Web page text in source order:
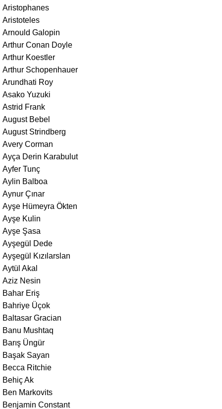
Aristophanes
Aristoteles
Arnould Galopin
Arthur Conan Doyle
Arthur Koestler
Arthur Schopenhauer
Arundhati Roy
Asako Yuzuki
Astrid Frank
August Bebel
August Strindberg
Avery Corman
Ayça Derin Karabulut
Ayfer Tunç
Aylin Balboa
Aynur Çınar
Ayşe Hümeyra Ökten
Ayşe Kulin
Ayşe Şasa
Ayşegül Dede
Ayşegül Kızılarslan
Aytül Akal
Aziz Nesin
Bahar Eriş
Bahriye Üçok
Baltasar Gracian
Banu Mushtaq
Barış Üngür
Başak Sayan
Becca Ritchie
Behiç Ak
Ben Markovits
Benjamin Constant